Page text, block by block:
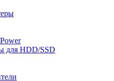
для HDD/SSD